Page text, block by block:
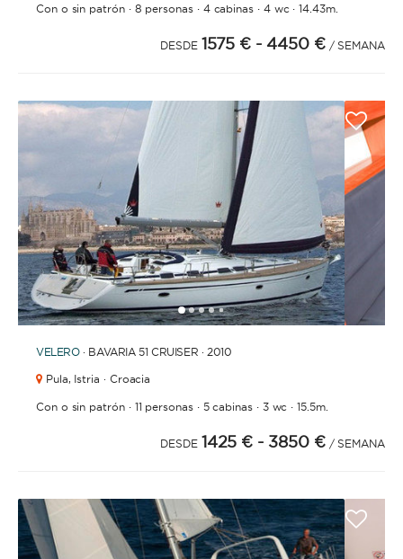
Con o sin patrón· 8 personas· 4 cabinas · 4 wc·14.43m.
DESDE 1575 € - 4450 € / SEMANA
12345 67891011121314151617 1819
VELERO · BAVARIA 51 CRUISER · 2010
Pula, Istria · Croacia
Con o sin patrón· 11 personas· 5 cabinas· 3 wc ·15.5m.
DESDE 1425 € - 3850 € / SEMANA